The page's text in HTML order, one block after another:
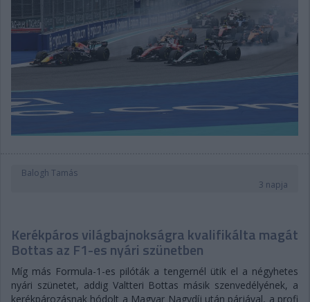
Balogh Tamás
3 napja
Kerékpáros világbajnokságra kvalifikálta magát
Bottas az F1-es nyári szünetben
Míg más Formula-1-es pilóták a tengernél ütik el a négyhetes
nyári szünetet, addig Valtteri Bottas másik szenvedélyének, a
kerékpározásnak hódolt a Magyar Nagydíj után párjával, a profi